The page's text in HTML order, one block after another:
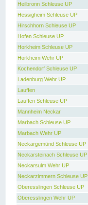
Heilbronn Schleuse UP
Hessigheim Schleuse UP
Hirschhorn Schleuse UP
Hofen Schleuse UP
Horkheim Schleuse UP
Horkheim Wehr UP
Kochendorf Schleuse UP
Ladenburg Wehr UP
Lauffen
Lauffen Schleuse UP
Mannheim Neckar
Marbach Schleuse UP
Marbach Wehr UP
Neckargemünd Schleuse UP
Neckarsteinach Schleuse UP
Neckarsulm Wehr UP
Neckarzimmern Schleuse UP
Oberesslingen Schleuse UP
Oberesslingen Wehr UP